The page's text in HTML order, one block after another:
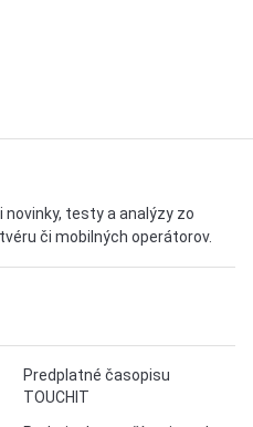
novinky, testy a analýzy zo
či mobilných operátorov.
Predplatné časopisu
TOUCHIT